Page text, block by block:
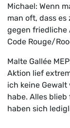
Michael: Wenn
man oft, dass es
gegen friedliche
Code Rouge/
Malte Gallée
Aktion lief
ich keine
habe. Alles
haben sich